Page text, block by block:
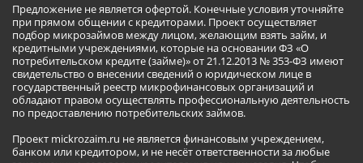
Предложение не является офертой. Конечные условия уточняйте
при прямом общении с кредиторами. Проект осуществляет
подбор микрозаймов между лицом, желающим взять займ, и
кредитными учреждениями, которые на основании ФЗ «О
потребительском кредите (займе)» от 21.12.2013 № 353-ФЗ имеют
свидетельство о внесении сведений о юридическом лице в
государственный реестр микрофинансовых организаций и
обладают правом осуществлять профессиональную деятельность
по предоставлению потребительских займов.
Проект mickrozaim.ru не является финансовым учреждением,
банком или кредитором, и не несёт ответственности за любые